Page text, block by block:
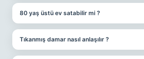
80 yaş üstü ev satabilir mi ?
Tıkanmış damar nasıl anlaşılır ?